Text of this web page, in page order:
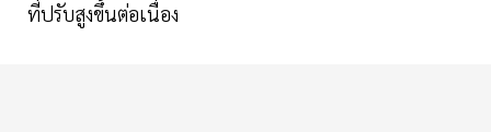
ที่ปรับสูงขึ้นต่อเนื่อง